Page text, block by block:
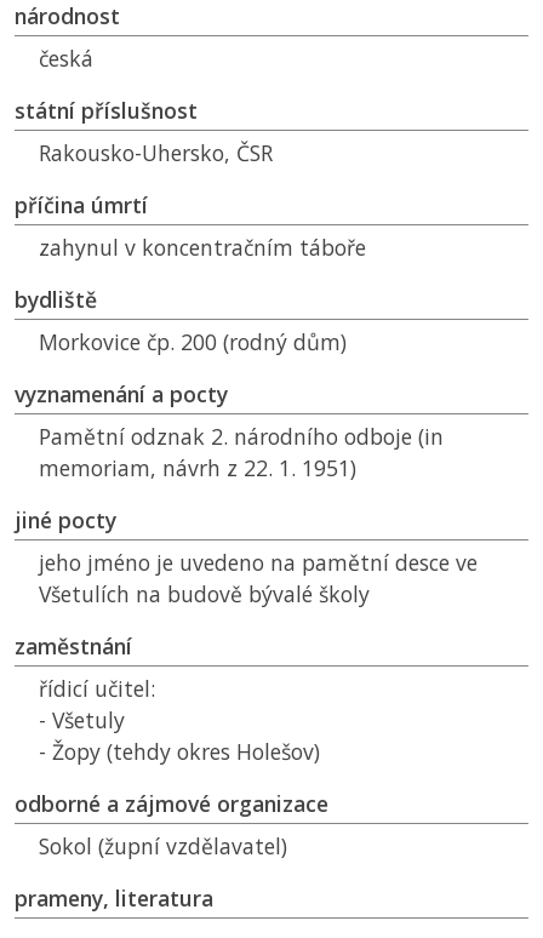
národnost
česká
státní příslušnost
Rakousko-Uhersko, ČSR
příčina úmrtí
zahynul v koncentračním táboře
bydliště
Morkovice čp. 200 (rodný dům)
vyznamenání a pocty
Pamětní odznak 2. národního odboje (in
memoriam, návrh z 22. 1. 1951)
jiné pocty
jeho jméno je uvedeno na pamětní desce ve
Všetulích na budově bývalé školy
zaměstnání
řídicí učitel:
- Všetuly
- Žopy (tehdy okres Holešov)
odborné a zájmové organizace
Sokol (župní vzdělavatel)
prameny, literatura